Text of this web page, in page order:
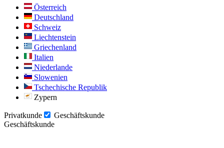
Österreich
Deutschland
Schweiz
Liechtenstein
Griechenland
Italien
Niederlande
Slowenien
Tschechische Republik
Zypern
Privatkunde
Geschäftskunde
Geschäftskunde